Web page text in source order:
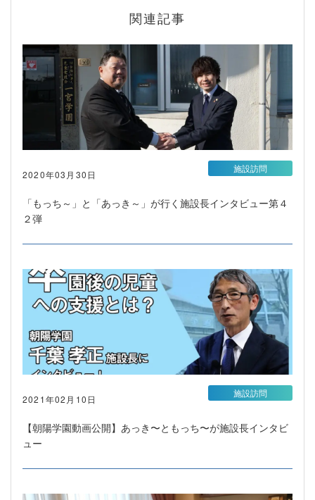
関連記事
2020年03月30日
「もっち～」と「あっき～」が行く施設長インタビュー第４
２弾
施設訪問
2021年02月10日
【朝陽学園動画公開】あっき〜ともっち〜が施設長インタビ
ュー
施設訪問